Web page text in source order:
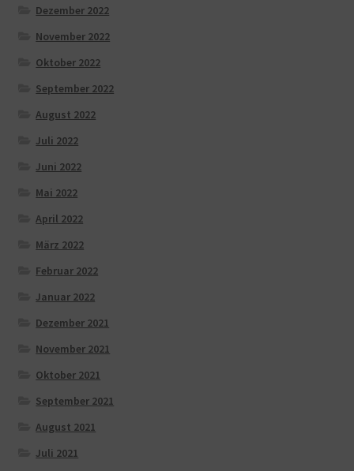
Dezember 2022
November 2022
Oktober 2022
September 2022
August 2022
Juli 2022
Juni 2022
Mai 2022
April 2022
März 2022
Februar 2022
Januar 2022
Dezember 2021
November 2021
Oktober 2021
September 2021
August 2021
Juli 2021